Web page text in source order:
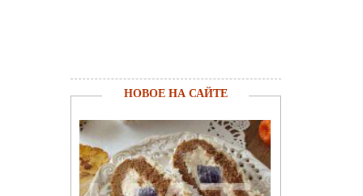
НОВОЕ НА САЙТЕ